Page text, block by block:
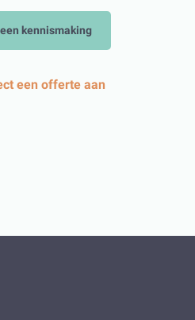
kennismaking
een offerte aan